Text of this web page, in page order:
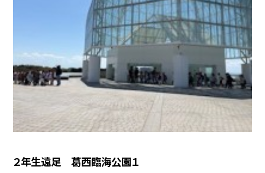
２年生遠足 葛西臨海公園１